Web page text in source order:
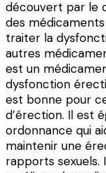
découvert par le
des
traiter la
autres
est un
dysfonction
est bonne pour
d’érection. Il est
ordonnance qui
maintenir une
rapports